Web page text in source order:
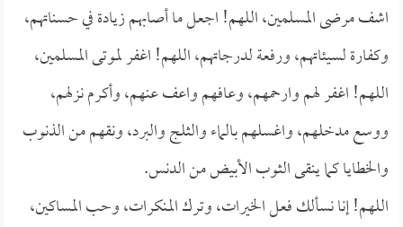
اشف مرضى المسلمين، اللهم! اجعل ما أصابهم زيادة في حسناتهم،
وكفارة لسيئاتهم، ورفعة لدرجاتهم، اللهم! اغفر لموتى المسلمين،
اللهم! اغفر لهم وارحمهم، وعافهم واعف عنهم، وأكرم نزلهم،
ووسع مدخلهم، واغسلهم بالماء والثلج والبرد، ونقهم من الذنوب
والخطايا كما ينقى الثوب الأبيض من الدنس.
اللهم! إنا نسألك فعل الخيرات، وترك المنكرات، وحب المساكين،